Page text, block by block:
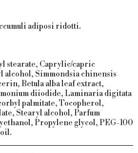
adiposi ridotti.
stearate, Caprylic/capric
Simmondsia chinensis
Betula alba leaf extract,
diiodide, Laminaria digitata
palmitate, Tocopherol,
Stearyl alcohol, Parfum
Propylene glycol, PEG-100